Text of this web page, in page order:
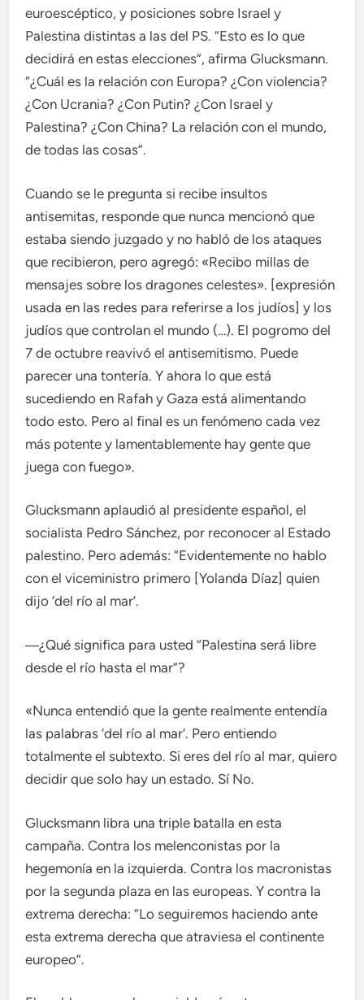
euroescéptico, y posiciones sobre Israel y
Palestina distintas a las del PS. “Esto es lo que
decidirá en estas elecciones”, afirma Glucksmann.
“¿Cuál es la relación con Europa? ¿Con violencia?
¿Con Ucrania? ¿Con Putin? ¿Con Israel y
Palestina? ¿Con China? La relación con el mundo,
de todas las cosas”.
Cuando se le pregunta si recibe insultos
antisemitas, responde que nunca mencionó que
estaba siendo juzgado y no habló de los ataques
que recibieron, pero agregó: «Recibo millas de
mensajes sobre los dragones celestes». [expresión
usada en las redes para referirse a los judíos] y los
judíos que controlan el mundo (…). El pogromo del
7 de octubre reavivó el antisemitismo. Puede
parecer una tontería. Y ahora lo que está
sucediendo en Rafah y Gaza está alimentando
todo esto. Pero al final es un fenómeno cada vez
más potente y lamentablemente hay gente que
juega con fuego».
Glucksmann aplaudió al presidente español, el
socialista Pedro Sánchez, por reconocer al Estado
palestino. Pero además: “Evidentemente no hablo
con el viceministro primero [Yolanda Díaz] quien
dijo ‘del río al mar’.
―¿Qué significa para usted “Palestina será libre
desde el río hasta el mar”?
«Nunca entendió que la gente realmente entendía
las palabras ‘del río al mar’. Pero entiendo
totalmente el subtexto. Si eres del río al mar, quiero
decidir que solo hay un estado. Sí No.
Glucksmann libra una triple batalla en esta
campaña. Contra los melenconistas por la
hegemonía en la izquierda. Contra los macronistas
por la segunda plaza en las europeas. Y contra la
extrema derecha: “Lo seguiremos haciendo ante
esta extrema derecha que atraviesa el continente
europeo”.